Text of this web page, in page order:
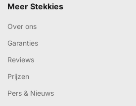
Meer Stekkies
Over ons
Garanties
Reviews
Prijzen
Pers & Nieuws